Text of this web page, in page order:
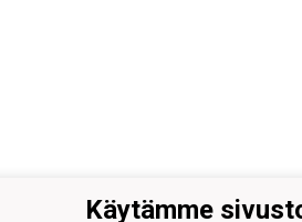
Käytämme